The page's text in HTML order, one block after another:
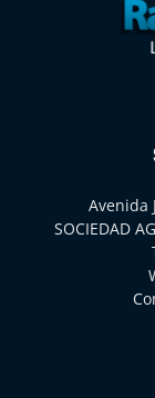
Avenida
SOCIEDAD